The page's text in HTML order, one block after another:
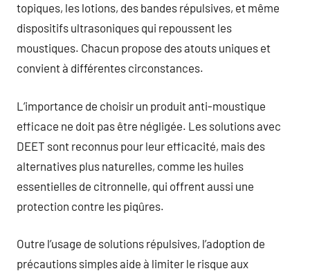
topiques, les lotions, des bandes répulsives, et même
dispositifs ultrasoniques qui repoussent les
moustiques. Chacun propose des atouts uniques et
convient à différentes circonstances.
L’importance de choisir un produit anti-moustique
efficace ne doit pas être négligée. Les solutions avec
DEET sont reconnus pour leur efficacité, mais des
alternatives plus naturelles, comme les huiles
essentielles de citronnelle, qui offrent aussi une
protection contre les piqûres.
Outre l’usage de solutions répulsives, l’adoption de
précautions simples aide à limiter le risque aux